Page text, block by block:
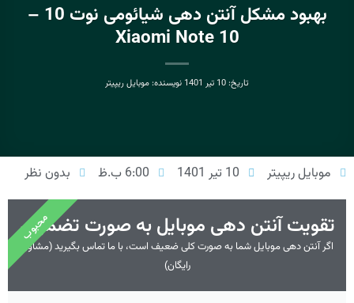
بهبود مشکل آنتن دهی شیائومی نوت 10 –
Xiaomi Note 10
تاریخ:10 تیر 1401 نویسنده:موبایل ریپیتر
موبایل ریپیتر 10 تیر 1401 6:00 ب.ظ بدون نظر
تقویت آنتن دهی موبایل به صورت تضمینی
اگر آنتن دهی موبایل شما به صورت کلی ضعیف است، با ما تماس بگیرید (مشاوره
رایگان)
محبوب